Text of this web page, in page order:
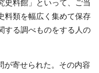
史料館」といって、ご当
料類を幅広く集めて保存
する調べものをする人の
が寄せられた。その内容